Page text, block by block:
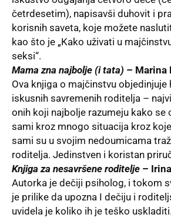
četrdesetim), napisavši duhovit i
korisnih saveta, koje možete
kao što je „Kako uživati u
seksi“.
Mama zna najbolje (i tata) – Marina
Ova knjiga o majčinstvu objedinjuje
iskusnih savremenih roditelja –
onih koji najbolje razumeju kako se
sami kroz mnogo situacija kroz
sami su u svojim nedoumicama
roditelja. Jedinstven i koristan
Knjiga za nesavršene roditelje –
Autorka je dečiji psiholog, i tokom
je prilike da upozna I dečiju i
uvidela je koliko ih je teško